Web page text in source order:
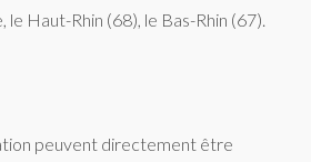
Haut-Rhin (68), le Bas-Rhin (67).
peuvent directement être